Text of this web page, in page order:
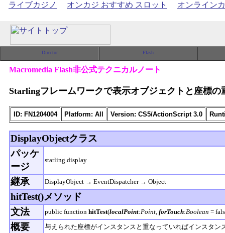
ライブカジノ オンカジ おすすめ スロット オンライン
Macromedia Flash非公式テクニカルノート
Starlingフレームワークで表示オブジェクトと座標の
ID: FN1204004 Platform: All Version: CS5/ActionScript 3.0
DisplayObjectクラス
パッケ
ージ
starling.display
継承 DisplayObject → EventDispatcher → Object
hitTest()メソッド
文法
public function hitTest(localPoint:Point, forTouch:Boolean =
概要 与えられた座標がインスタンスと重なっていればインスタン